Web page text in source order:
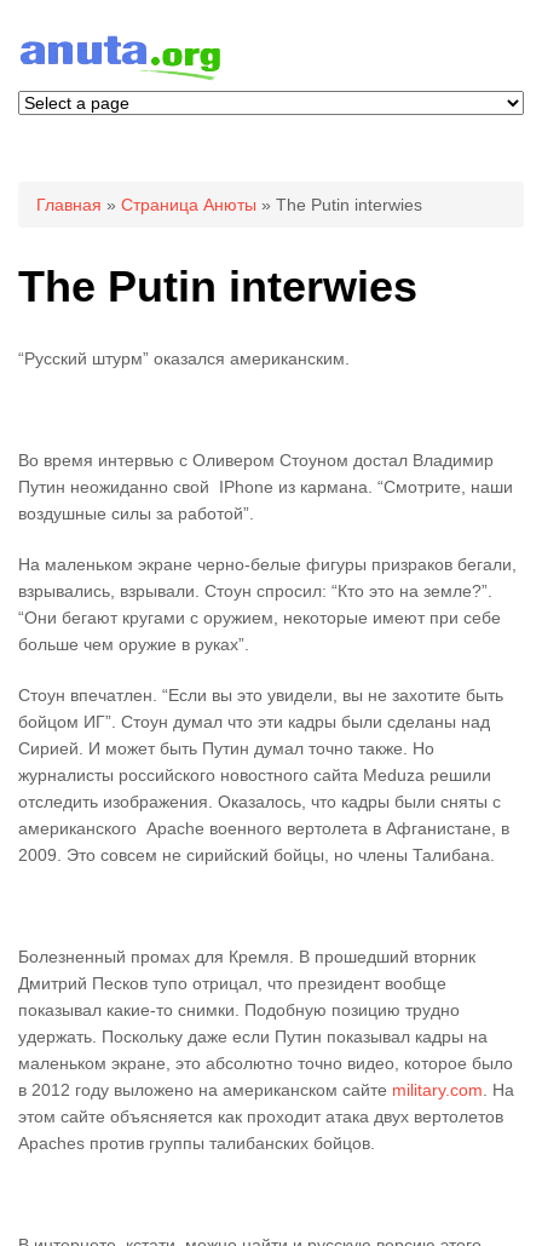
Вы здесь
Главная » Страница Анюты » The Putin interwies
The Putin interwies
“Русский штурм” оказался американским.
Во время интервью с Оливером Стоуном достал Владимир
Путин неожиданно свой IPhone из кармана. “Смотрите, наши
воздушные силы за работой”.
На маленьком экране черно-белые фигуры призраков бегали,
взрывались, взрывали. Стоун спросил: “Кто это на земле?”.
“Они бегают кругами с оружием, некоторые имеют при себе
больше чем оружие в руках”.
Стоун впечатлен. “Если вы это увидели, вы не захотите быть
бойцом ИГ”. Стоун думал что эти кадры были сделаны над
Сирией. И может быть Путин думал точно также. Но
журналисты российского новостного сайта Meduza решили
отследить изображения. Оказалось, что кадры были сняты с
американского Аpache военного вертолета в Афганистане, в
2009. Это совсем не сирийский бойцы, но члены Талибана.
Болезненный промах для Кремля. В прошедший вторник
Дмитрий Песков тупо отрицал, что президент вообще
показывал какие-то снимки. Подобную позицию трудно
удержать. Поскольку даже если Путин показывал кадры на
маленьком экране, это абсолютно точно видео, которое было
в 2012 году выложено на американском сайте military.com . На
этом сайте объясняется как проходит атака двух вертолетов
Аpaches против группы талибанских бойцов.